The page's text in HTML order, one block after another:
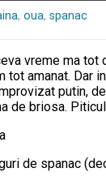
, oua, spanac
vreme ma tot
tot amanat. Dar
putin,
de briosa.
de spanac